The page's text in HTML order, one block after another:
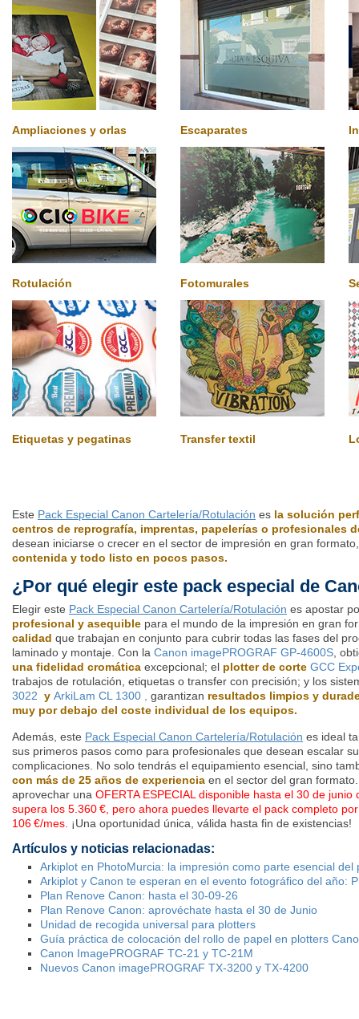
Ampliaciones y orlas Escaparates
Rotulación Fotomurales
Etiquetas y pegatinas Transfer textil
Este Pack Especial Canon Cartelería/Rotulación es la solución
centros de reprografía, imprentas, papelerías o profesionales
desean iniciarse o crecer en el sector de impresión en gran
contenida y todo listo en pocos pasos.
¿Por qué elegir este pack especial de
Elegir este Pack Especial Canon Cartelería/Rotulación es apostar
profesional y asequible para el mundo de la impresión en gran
calidad que trabajan en conjunto para cubrir todas las fases del
laminado y montaje. Con la Canon imagePROGRAF GP-4600S,
una fidelidad cromática excepcional; el plotter de corte GCC
trabajos de rotulación, etiquetas o transfer con precisión; y los
3022 y ArkiLam CL 1300 , garantizan resultados limpios y
muy por debajo del coste individual de los equipos.
Además, este Pack Especial Canon Cartelería/Rotulación es ideal
sus primeros pasos como para profesionales que desean escalar
complicaciones. No solo tendrás el equipamiento esencial, sino
con más de 25 años de experiencia en el sector del gran
aprovechar una OFERTA ESPECIAL disponible hasta el 30 de junio
supera los 5.360 €, pero ahora puedes llevarte el pack completo
106 €/mes. ¡Una oportunidad única, válida hasta fin de existencias!
Artículos y noticias relacionadas:
Arkiplot en PhotoMurcia: la impresión como parte esencial del
Arkiplot y Canon te esperan en el evento fotográfico del año:
Plan Renove Canon: hasta el 30-09-26
Plan Renove Canon: aprovéchate hasta el 30 de Junio
Unidad de recogida universal para plotters
Guía práctica de colocación del rollo de papel en plotters
Canon ImagePROGRAF TC-21 y TC-21M
Nuevos Canon imagePROGRAF TX-3200 y TX-4200